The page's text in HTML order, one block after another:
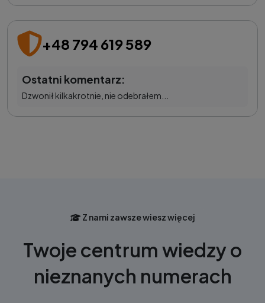
+48 794 619 589
Ostatni komentarz:
Dzwonił kilkakrotnie, nie odebrałem...
Z nami zawsze wiesz więcej
Twoje centrum wiedzy o
nieznanych numerach